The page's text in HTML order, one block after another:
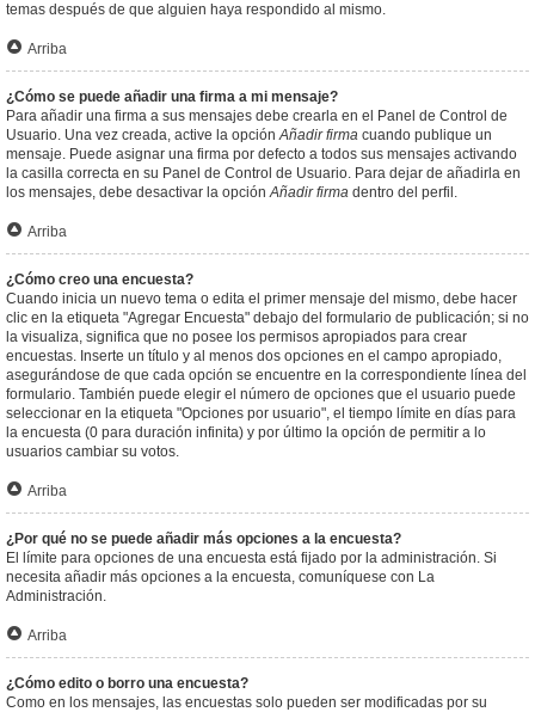
temas después de que alguien haya respondido al mismo.
Arriba
¿Cómo se puede añadir una firma a mi mensaje?
Para añadir una firma a sus mensajes debe crearla en el Panel de Control de
Usuario. Una vez creada, active la opciónAñadir firma cuando publique un
mensaje. Puede asignar una firma por defecto a todos sus mensajes activando
la casilla correcta en su Panel de Control de Usuario. Para dejar de añadirla en
los mensajes, debe desactivar la opciónAñadir firma dentro del perfil.
Arriba
¿Cómo creo una encuesta?
Cuando inicia un nuevo tema o edita el primer mensaje del mismo, debe hacer
clic en la etiqueta "Agregar Encuesta" debajo del formulario de publicación; si no
la visualiza, significa que no posee los permisos apropiados para crear
encuestas. Inserte un título y al menos dos opciones en el campo apropiado,
asegurándose de que cada opción se encuentre en la correspondiente línea del
formulario. También puede elegir el número de opciones que el usuario puede
seleccionar en la etiqueta "Opciones por usuario", el tiempo límite en días para
la encuesta (0 para duración infinita) y por último la opción de permitir a lo
usuarios cambiar su votos.
Arriba
¿Por qué no se puede añadir más opciones a la encuesta?
El límite para opciones de una encuesta está fijado por la administración. Si
necesita añadir más opciones a la encuesta, comuníquese con La
Administración.
Arriba
¿Cómo edito o borro una encuesta?
Como en los mensajes, las encuestas solo pueden ser modificadas por su